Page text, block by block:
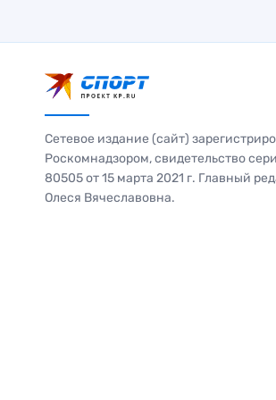
Сетевое издание (сайт)
Роскомнадзором, свидетельство
80505 от 15 марта 2021 г. Главный
Олеся Вячеславовна.